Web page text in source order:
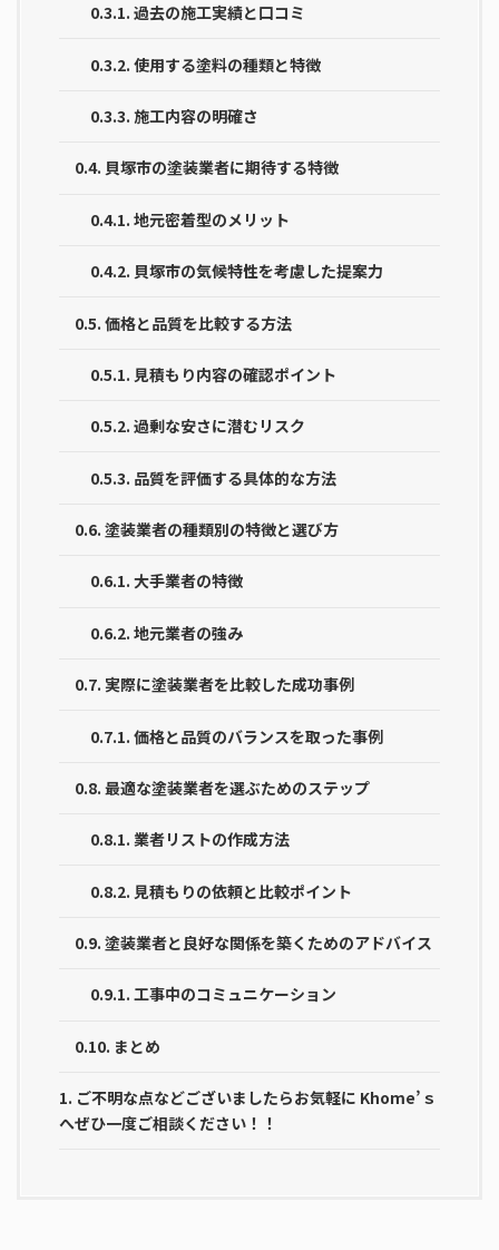
0.3.1. 過去の施工実績と口コミ
0.3.2. 使用する塗料の種類と特徴
0.3.3. 施工内容の明確さ
0.4. 貝塚市の塗装業者に期待する特徴
0.4.1. 地元密着型のメリット
0.4.2. 貝塚市の気候特性を考慮した提案力
0.5. 価格と品質を比較する方法
0.5.1. 見積もり内容の確認ポイント
0.5.2. 過剰な安さに潜むリスク
0.5.3. 品質を評価する具体的な方法
0.6. 塗装業者の種類別の特徴と選び方
0.6.1. 大手業者の特徴
0.6.2. 地元業者の強み
0.7. 実際に塗装業者を比較した成功事例
0.7.1. 価格と品質のバランスを取った事例
0.8. 最適な塗装業者を選ぶためのステップ
0.8.1. 業者リストの作成方法
0.8.2. 見積もりの依頼と比較ポイント
0.9. 塗装業者と良好な関係を築くためのアドバイス
0.9.1. 工事中のコミュニケーション
0.10. まとめ
1. ご不明な点などございましたらお気軽に Khome’ｓ
へぜひ一度ご相談ください！！